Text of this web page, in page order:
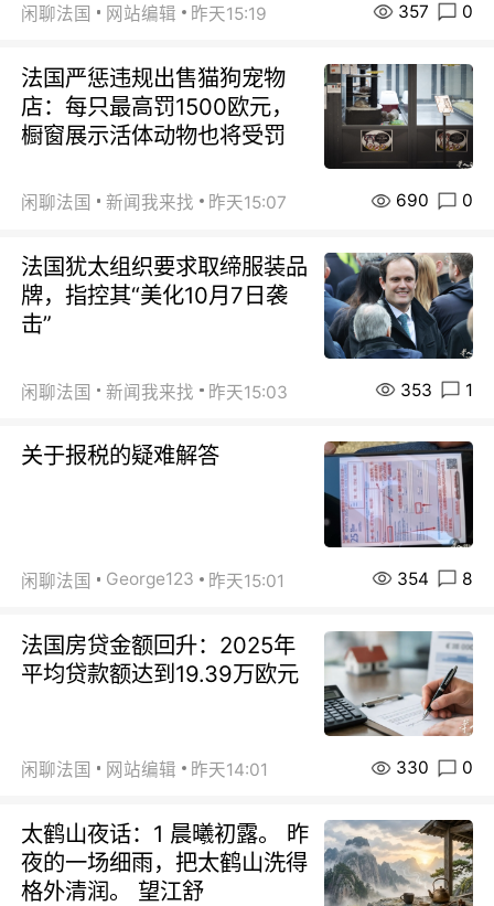
闲聊法国 网站编辑 昨天15:19 357 0
法国严惩违规出售猫狗宠物
店：每只最高罚1500欧元，
橱窗展示活体动物也将受罚
闲聊法国 新闻我来找 昨天15:07 690 0
法国犹太组织要求取缔服装品
牌，指控其“美化10月7日袭
击”
闲聊法国 新闻我来找 昨天15:03 353 1
关于报税的疑难解答
闲聊法国 George123 昨天15:01 354 8
法国房贷金额回升：2025年
平均贷款额达到19.39万欧元
闲聊法国 网站编辑 昨天14:01 330 0
太鹤山夜话：1 晨曦初露。 昨
夜的一场细雨，把太鹤山洗得
格外清润。 望江舒